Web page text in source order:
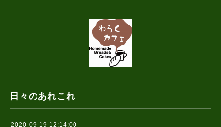
日々のあれこれ
2020-09-19 12:14:00